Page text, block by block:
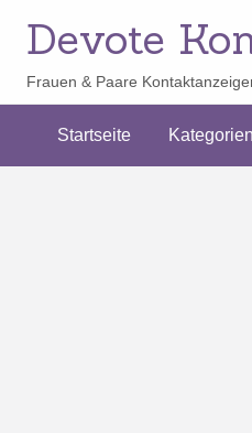
Devote
Frauen & Paare
Startseite Kategorien